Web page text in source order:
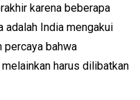
karena beberapa
adalah India mengakui
bahwa
harus dilibatkan